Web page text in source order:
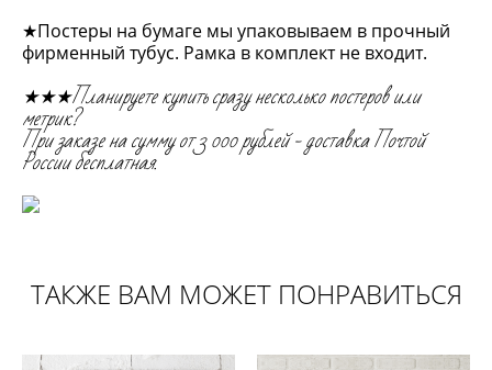
★Постеры на бумаге мы упаковываем в прочный
фирменный тубус. Рамка в комплект не входит.
★★★Планируете купить сразу несколько постеров или
метрик?
При заказе на сумму от 3 000 рублей - доставка Почтой
России бесплатная.
ТАКЖЕ ВАМ МОЖЕТ ПОНРАВИТЬСЯ